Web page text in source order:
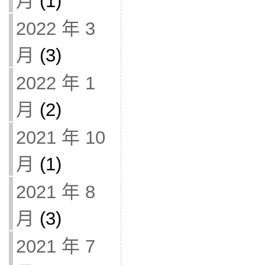
2022 年 3
月 (3)
2022 年 1
月 (2)
2021 年 10
月 (1)
2021 年 8
月 (3)
2021 年 7